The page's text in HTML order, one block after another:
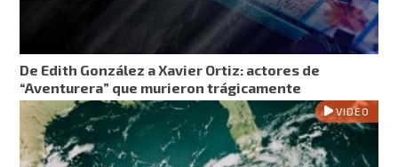
De Edith González a Xavier Ortiz: actores de
“Aventurera” que murieron trágicamente
VIDEO